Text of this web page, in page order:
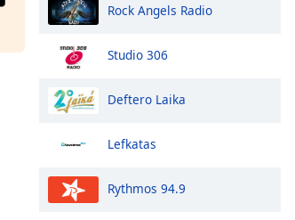
Rock Angels Radio
Studio 306
Deftero Laika
Lefkatas
Rythmos 94.9